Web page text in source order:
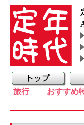
旅行| おすすめ